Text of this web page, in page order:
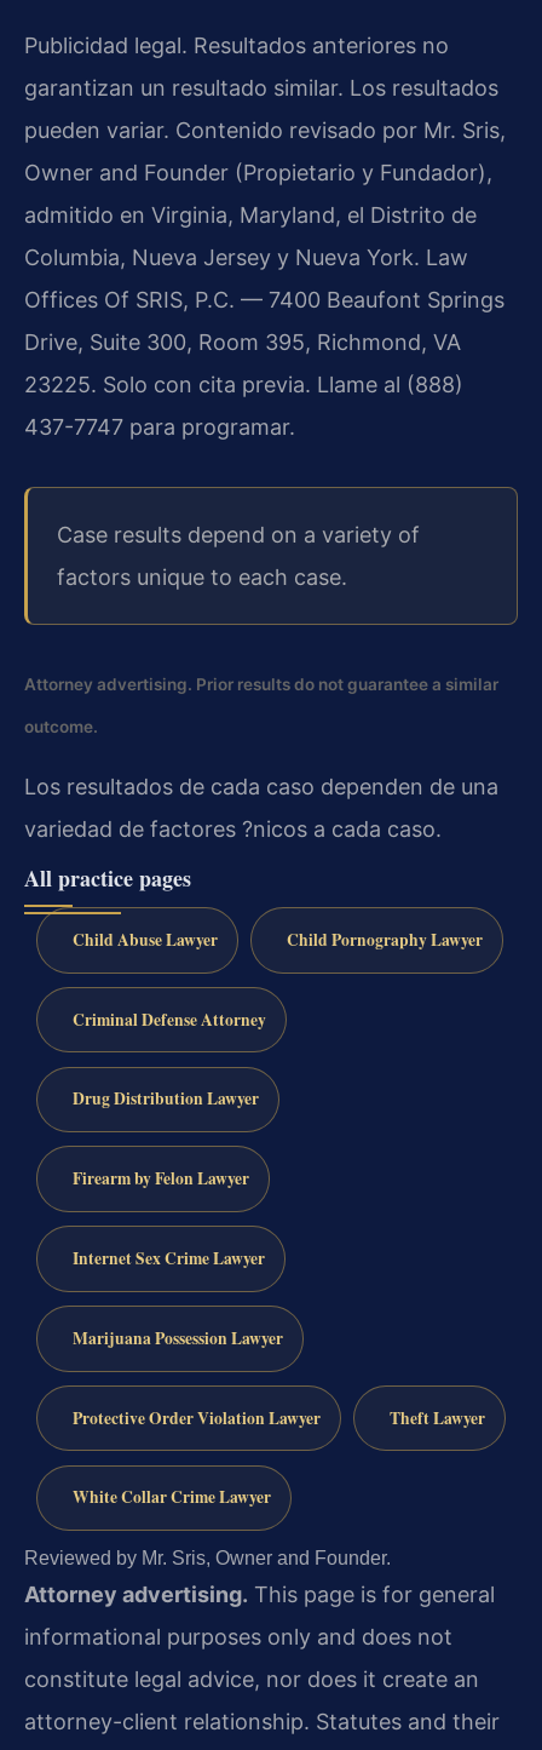
Publicidad legal. Resultados anteriores no
garantizan un resultado similar. Los resultados
pueden variar. Contenido revisado por Mr. Sris,
Owner and Founder (Propietario y Fundador),
admitido en Virginia, Maryland, el Distrito de
Columbia, Nueva Jersey y Nueva York. Law
Offices Of SRIS, P.C. — 7400 Beaufont Springs
Drive, Suite 300, Room 395, Richmond, VA
23225. Solo con cita previa. Llame al (888)
437-7747 para programar.
Case results depend on a variety of
factors unique to each case.
Attorney advertising. Prior results do not guarantee a similar
outcome.
Los resultados de cada caso dependen de una
variedad de factores ?nicos a cada caso.
All practice pages
Child Abuse Lawyer Child Pornography Lawyer
Criminal Defense Attorney
Drug Distribution Lawyer
Firearm by Felon Lawyer
Internet Sex Crime Lawyer
Marijuana Possession Lawyer
Protective Order Violation Lawyer Theft Lawyer
White Collar Crime Lawyer
Reviewed by Mr. Sris, Owner and Founder.
Attorney advertising. This page is for general
informational purposes only and does not
constitute legal advice, nor does it create an
attorney-client relationship. Statutes and their